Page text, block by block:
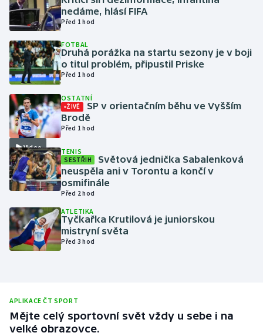
Házená
Jezdectví
Judo
Krasobruslení
Lezení
Lyže a snowboard
Moderní pětiboj
Motorsport
Olympijské hry
Plavání
Plážový volejbal
nedáme, hlásí FIFA
Před 1 hod
FOTBAL
Druhá porážka na startu sezony je v boji
o titul problém, připustil Priske
Před 1 hod
Video
OSTATNÍ
ŽIVĚ
SP v orientačním běhu ve Vyšším
Brodě
Před 1 hod
TENIS
SESTŘIH
Světová jednička Sabalenková
neuspěla ani v Torontu a končí v
osmifinále
Před 2 hod
ATLETIKA
Tyčkařka Krutilová je juniorskou
mistryní světa
Před 3 hod
APLIKACE ČT SPORT
Mějte celý sportovní svět vždy u sebe i na
velké obrazovce.